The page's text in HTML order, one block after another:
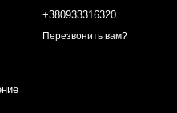
и энергичных. Выберите
+380933316320
Перезвонить вам?